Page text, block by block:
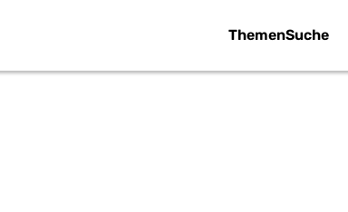
ThemenSuche